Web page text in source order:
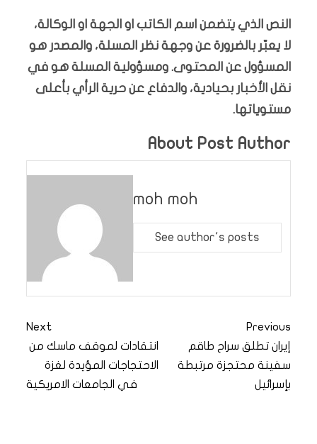
النص الذي يتضمن اسم الكاتب او الجهة او الوكالة،
لا يعبّر بالضرورة عن وجهة نظر المسلة، والمصدر هو
المسؤول عن المحتوى. ومسؤولية المسلة هو في
نقل الأخبار بحيادية، والدفاع عن حرية الرأي بأعلى
مستوياتها.
About Post Author
moh moh
See author's posts
Previous
إيران تطلق سراح طاقم
سفينة محتجزة مرتبطة
بإسرائيل
Next
انتقادات لموقف ماسك من
الاحتجاجات المؤيدة لغزة
في الجامعات الامريكية